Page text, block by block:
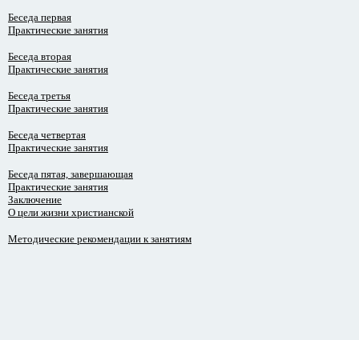
Беседа первая
Практические занятия
Беседа вторая
Практические занятия
Беседа третья
Практические занятия
Беседа четвертая
Практические занятия
Беседа пятая, завершающая
Практические занятия
Заключение
О цели жизни христианской
Методические рекомендации к занятиям